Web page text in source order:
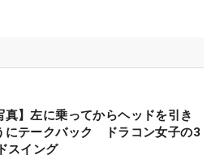
真】左に乗ってからヘッドを引き
にテークバック ドラコン女子の3
スイング